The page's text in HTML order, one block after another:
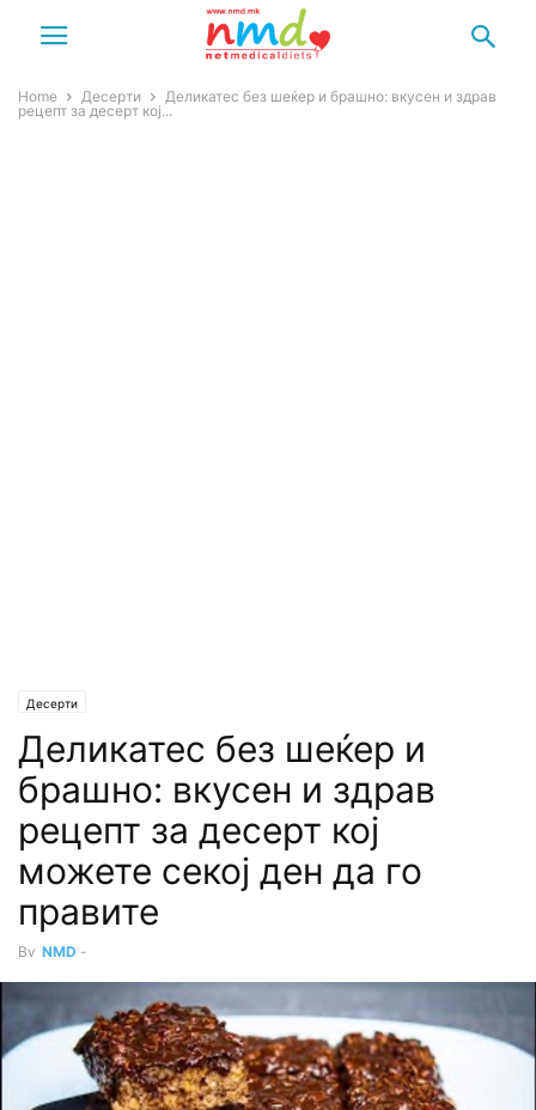
Home Десерти
Деликатес без шеќер и брашно: вкусен и здрав
рецепт за десерт кој...
Десерти
Деликатес без шеќер и
брашно: вкусен и здрав
рецепт за десерт кој
можете секој ден да го
правите
By NMD -